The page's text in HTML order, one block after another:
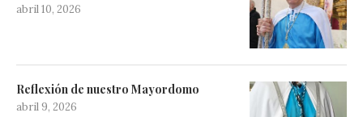
abril 10, 2026
Reflexión de nuestro Mayordomo
abril 9, 2026